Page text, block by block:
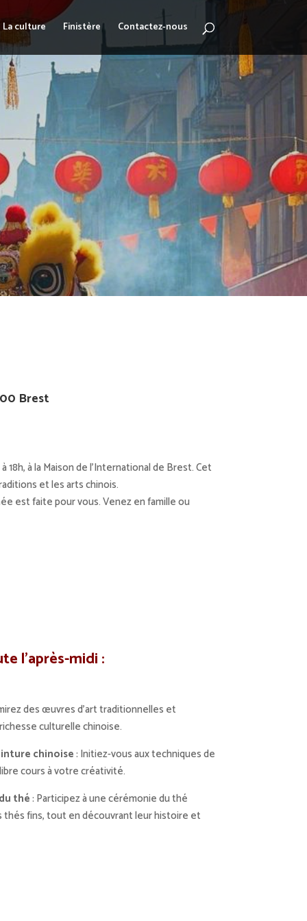
La culture Finistère Contactez-nous
Brest
à la Maison de l’International de Brest. Cet
et les arts chinois.
est faite pour vous. Venez en famille ou
l’après-midi :
des œuvres d’art traditionnelles et
culturelle chinoise.
chinoise: Initiez-vous aux techniques de
cours à votre créativité.
thé: Participez à une cérémonie du thé
fins, tout en découvrant leur histoire et